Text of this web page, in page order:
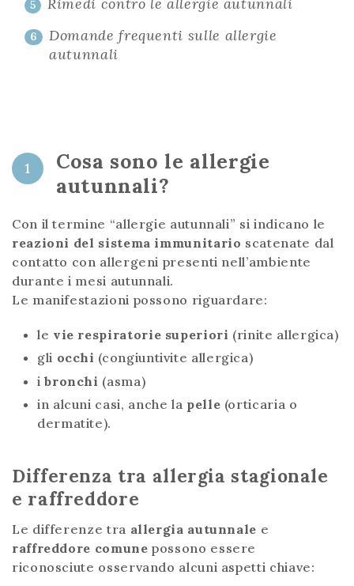
5
6
Domande frequenti sulle allergie
autunnali
1
Cosa sono le allergie
autunnali?
Con il termine “allergie autunnali” si indicano le
reazioni del sistema immunitario scatenate dal
contatto con allergeni presenti nell’ambiente
durante i mesi autunnali.
Le manifestazioni possono riguardare:
le vie respiratorie superiori (rinite allergica)
gli occhi (congiuntivite allergica)
ibronchi (asma)
in alcuni casi, anche la pelle (orticaria o
dermatite).
Differenza tra allergia stagionale
e raffreddore
Le differenze tra allergia autunnale e
raffreddore comune possono essere
riconosciute osservando alcuni aspetti chiave: